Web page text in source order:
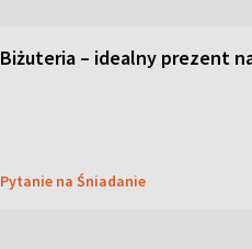
Biżuteria – idealny prezent
Pytanie na Śniadanie